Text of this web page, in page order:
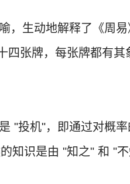
生动地解释了《周
四张牌，每张牌都有
"投机"，即通过对概
知识是由 "知之" 和 "